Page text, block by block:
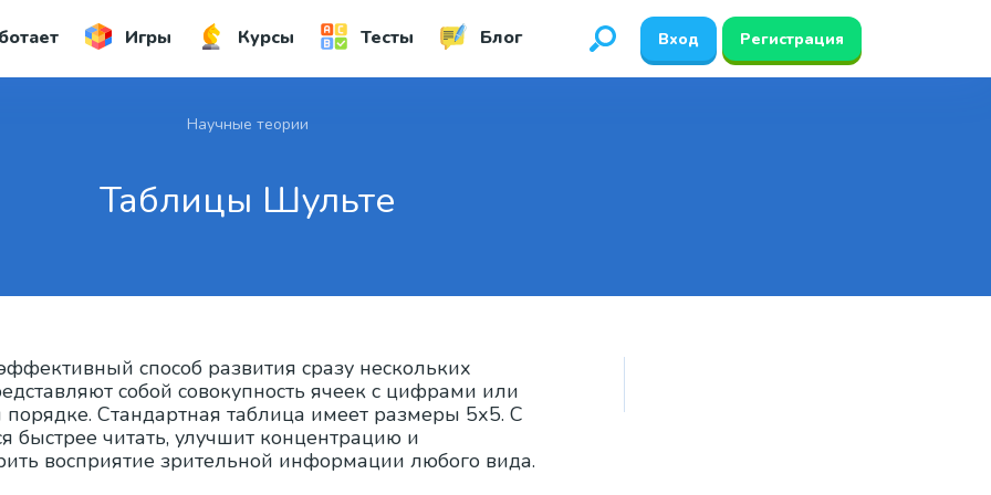
Игры Курсы Тесты Блог Вход Регистрация
Научные теории
Таблицы Шульте
способ развития сразу нескольких
собой совокупность ячеек с цифрами или
Стандартная таблица имеет размеры 5х5. С
читать, улучшит концентрацию и
восприятие зрительной информации любого вида.